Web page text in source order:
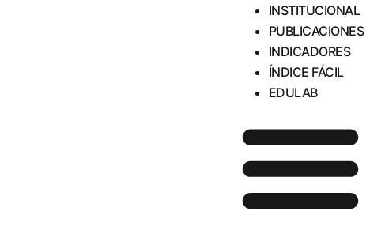
INSTITUCIONAL
PUBLICACIONES
INDICADORES
ÍNDICE FÁCIL
EDULAB